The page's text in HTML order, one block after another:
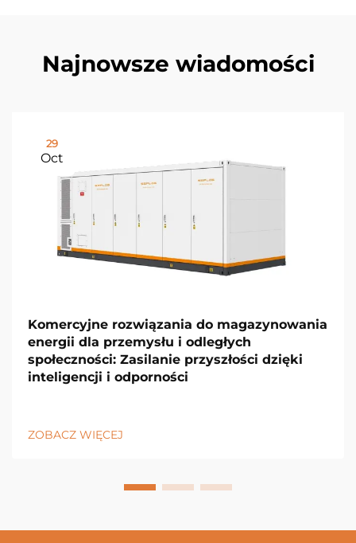
Najnowsze wiadomości
29
Oct
Komercyjne rozwiązania do magazynowania
energii dla przemysłu i odległych
społeczności: Zasilanie przyszłości dzięki
inteligencji i odporności
ZOBACZ WIĘCEJ